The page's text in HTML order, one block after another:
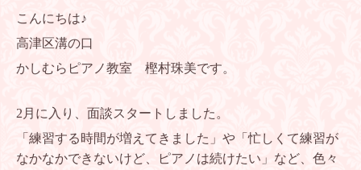
こんにちは♪
高津区溝の口
かしむらピアノ教室 樫村珠美です。
2月に入り、面談スタートしました。
「練習する時間が増えてきました」や「忙しくて練習が
なかなかできないけど、ピアノは続けたい」など、色々